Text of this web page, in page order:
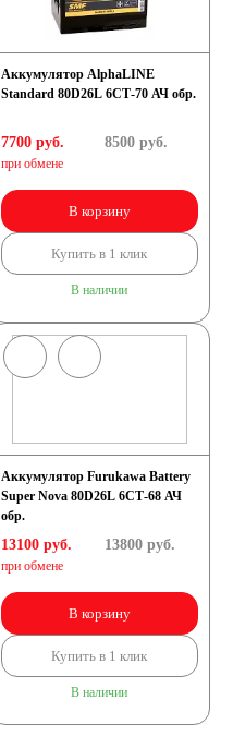
Аккумулятор AlphaLINE
Standard 80D26L 6СТ-70 АЧ обр.
7700 руб.
при обмене
8500 руб.
В корзину
Купить в 1 клик
В наличии
Аккумулятор Furukawa Battery
Super Nova 80D26L 6СТ-68 АЧ
обр.
13100 руб.
при обмене
13800 руб.
В корзину
Купить в 1 клик
В наличии